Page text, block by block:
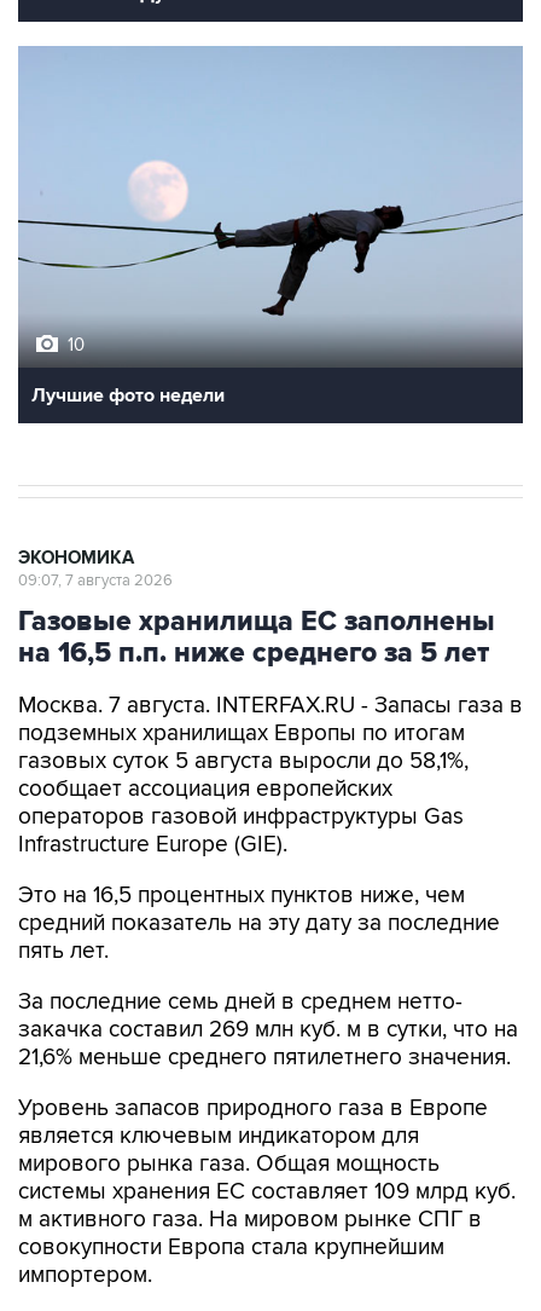
10
Лучшие фото недели
ЭКОНОМИКА
09:07, 7 августа 2026
Газовые хранилища ЕС заполнены
на 16,5 п.п. ниже среднего за 5 лет
Москва. 7 августа. INTERFAX.RU - Запасы газа в
подземных хранилищах Европы по итогам
газовых суток 5 августа выросли до 58,1%,
сообщает ассоциация европейских
операторов газовой инфраструктуры Gas
Infrastructure Europe (GIE).
Это на 16,5 процентных пунктов ниже, чем
средний показатель на эту дату за последние
пять лет.
За последние семь дней в среднем нетто-
закачка составил 269 млн куб. м в сутки, что на
21,6% меньше среднего пятилетнего значения.
Уровень запасов природного газа в Европе
является ключевым индикатором для
мирового рынка газа. Общая мощность
системы хранения ЕС составляет 109 млрд куб.
м активного газа. На мировом рынке СПГ в
совокупности Европа стала крупнейшим
импортером.